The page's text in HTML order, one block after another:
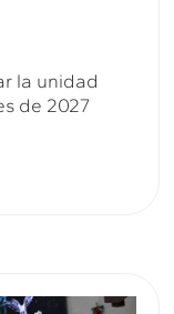
la unidad
de 2027